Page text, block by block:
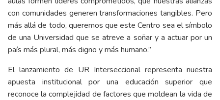
con comunidades generen transformaciones tangibles. Pero
más allá de todo, queremos que este Centro sea el símbolo
de una Universidad que se atreve a soñar y a actuar por un
país más plural, más digno y más humano.”
El lanzamiento de UR Interseccional representa nuestra
apuesta institucional por una educación superior que
reconoce la complejidad de factores que moldean la vida de